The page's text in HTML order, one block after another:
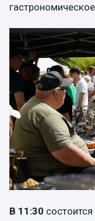
В 11:30 состоится